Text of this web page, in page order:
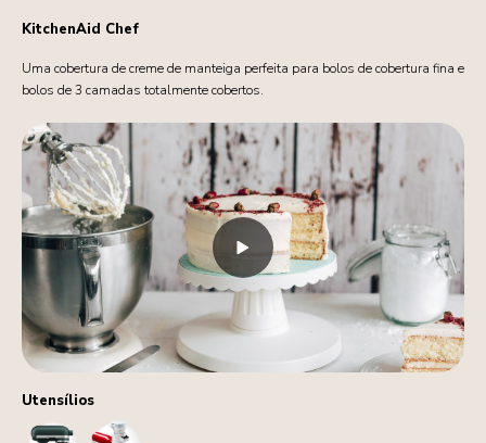
Utensílios
StandMixer
Sifter
KitchenAid Chef
Uma cobertura de creme de manteiga perfeita para bolos de cobertura fina e
bolos de 3 camadas totalmente cobertos.